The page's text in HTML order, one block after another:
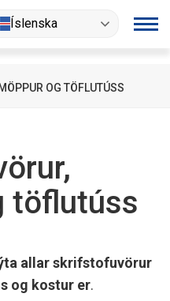
Íslenska
OG TÖFLUTÚSS
töflutúss
allar skrifstofuvörur
og kostur er.